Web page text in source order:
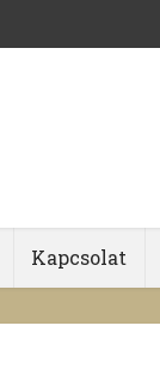
Kapcsolat